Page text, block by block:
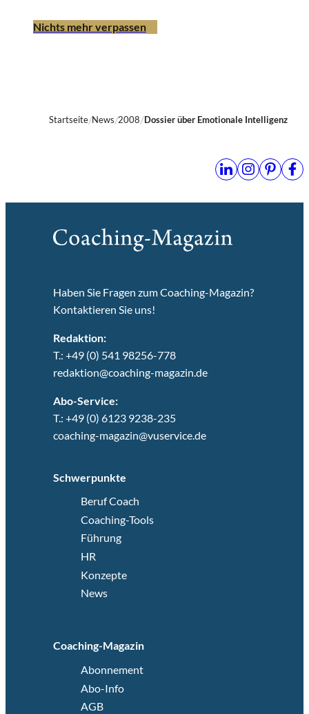
Nichts mehr verpassen
Startseite News 2008 Dossier über Emotionale Intelligenz
Haben Sie Fragen zum Coaching-Magazin?
Kontaktieren Sie uns!
Redaktion:
T.: +49 (0) 541 98256-778
redaktion@coaching-magazin.de
Abo-Service:
T.: +49 (0) 6123 9238-235
coaching-magazin@vuservice.de
Schwerpunkte
Beruf Coach
Coaching-Tools
Führung
HR
Konzepte
News
Coaching-Magazin
Abonnement
Abo-Info
AGB